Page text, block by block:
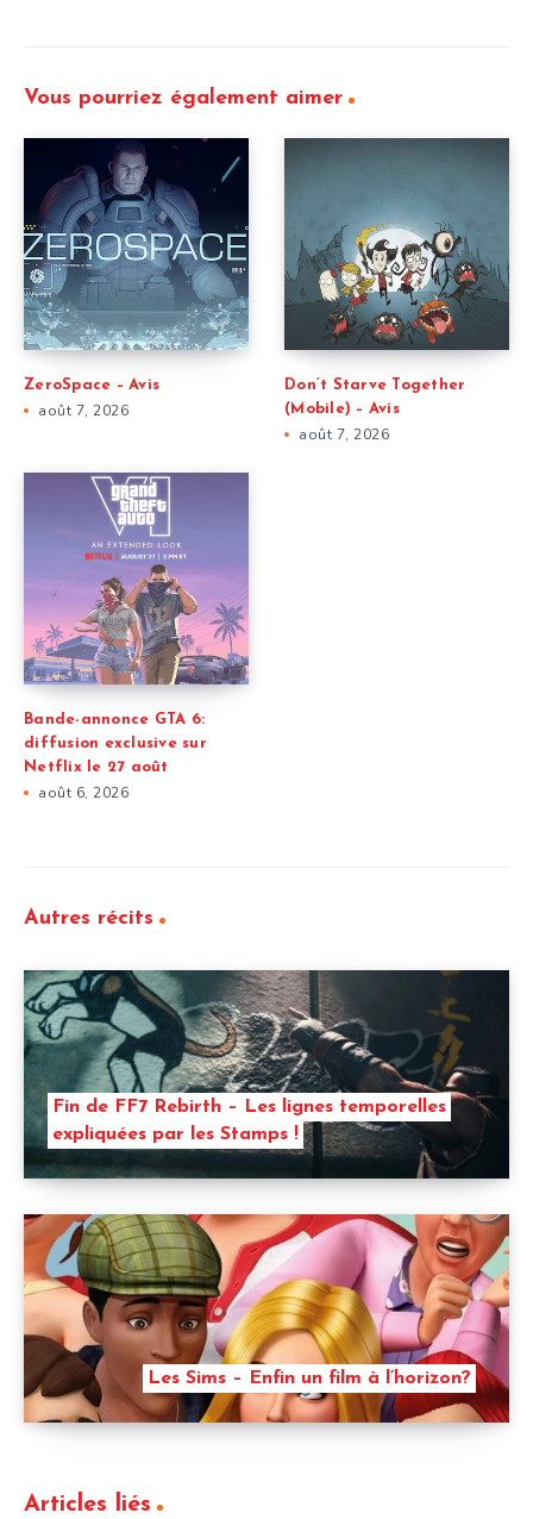
Vous pourriez également aimer
ZeroSpace – Avis
août 7, 2026
Don’t Starve Together
(Mobile) – Avis
août 7, 2026
Bande-annonce GTA 6:
diffusion exclusive sur
Netflix le 27 août
août 6, 2026
Autres récits
Fin de FF7 Rebirth – Les lignes temporelles
expliquées par les Stamps !
Les Sims – Enfin un film à l’horizon?
Articles liés